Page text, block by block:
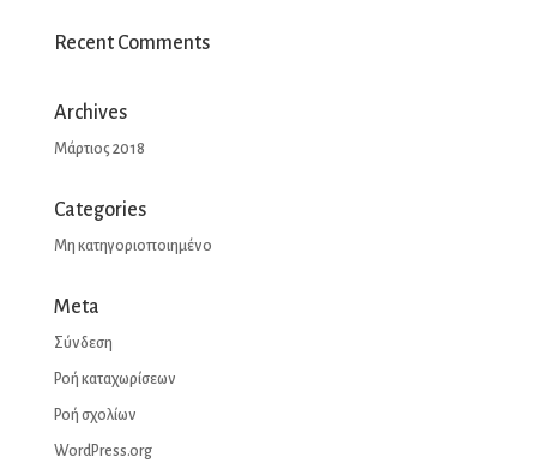
Recent Comments
Archives
Μάρτιος 2018
Categories
Μη κατηγοριοποιημένο
Meta
Σύνδεση
Ροή καταχωρίσεων
Ροή σχολίων
WordPress.org